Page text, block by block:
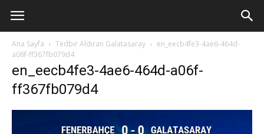
Ana Sayfa Tedbir Aldıran Galatasaray
en_eecb4fe3-4ae6-464d-
a06f-ff367fb079d4
en_eecb4fe3-4ae6-464d-a06f-
ff367fb079d4